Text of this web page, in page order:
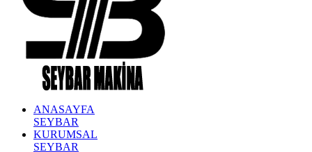
ANASAYFA
SEYBAR
KURUMSAL
SEYBAR